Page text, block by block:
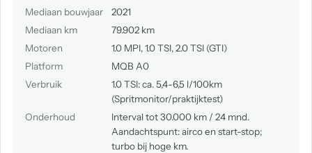
Mediaan bouwjaar
2021
Mediaan km
79.902 km
Motoren
1.0 MPI, 1.0 TSI, 2.0 TSI (GTI)
Platform
MQB A0
Verbruik
1.0 TSI: ca. 5,4-6,5 l/100km
(Spritmonitor/praktijktest)
Onderhoud
Interval tot 30.000 km / 24 mnd.
Aandachtspunt: airco en start-stop;
turbo bij hoge km.